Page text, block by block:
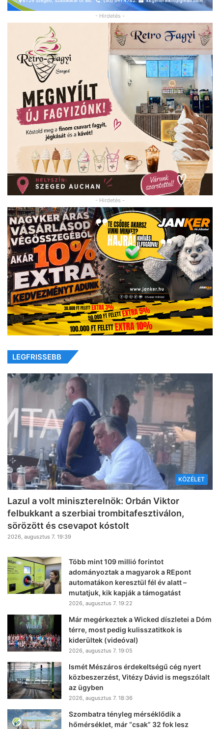
- Hirdetés -
- Hirdetés -
LEGFRISSEBB
KÖZÉLET
Lazul a volt miniszterelnök: Orbán Viktor
felbukkant a szerbiai trombitafesztiválon,
sörözött és csevapot kóstolt
2026, augusztus 7. 19:39
Több mint 109 millió forintot
adományoztak a magyarok a REpont
automatákon keresztül fél év alatt –
mutatjuk, kik kapják a támogatást
2026, augusztus 7. 19:22
Már megérkeztek a Wicked díszletei a Dóm
térre, most pedig kulisszatitkok is
kiderültek (videóval)
2026, augusztus 7. 19:05
Ismét Mészáros érdekeltségű cég nyert
közbeszerzést, Vitézy Dávid is megszólalt
az ügyben
2026, augusztus 7. 18:36
Szombatra tényleg mérséklődik a
hőmérséklet, már “csak” 32 fok lesz